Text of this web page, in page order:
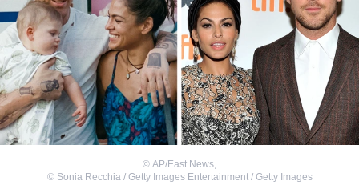
© AP/East News,
© Sonia Recchia / Getty Images Entertainment / Getty Images